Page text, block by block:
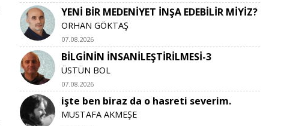
YENİ BİR MEDENİYET İNŞA EDEBİLİR MİYİZ?
ORHAN GÖKTAŞ
07.08.2026
BİLGİNİN İNSANİLEŞTİRİLMESİ-3
ÜSTÜN BOL
07.08.2026
işte ben biraz da o hasreti severim.
MUSTAFA AKMEŞE